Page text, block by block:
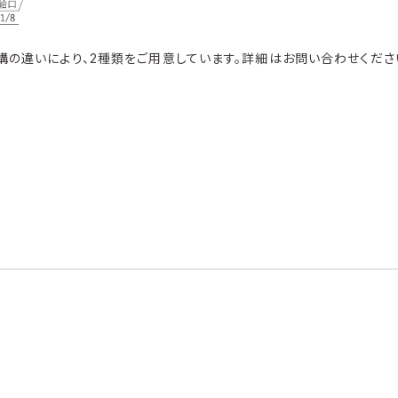
違いにより、2種類をご用意しています。詳細はお問い合わせくださ